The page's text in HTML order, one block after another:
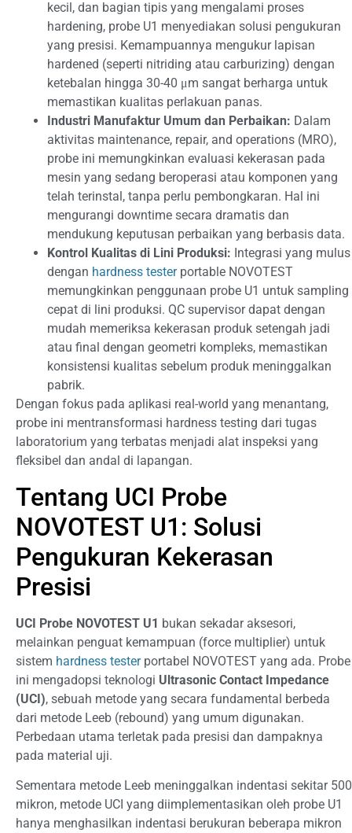
kecil, dan bagian tipis yang mengalami proses
hardening, probe U1 menyediakan solusi pengukuran
yang presisi. Kemampuannya mengukur lapisan
hardened (seperti nitriding atau carburizing) dengan
ketebalan hingga 30-40 μm sangat berharga untuk
memastikan kualitas perlakuan panas.
Industri Manufaktur Umum dan Perbaikan: Dalam
aktivitas maintenance, repair, and operations (MRO),
probe ini memungkinkan evaluasi kekerasan pada
mesin yang sedang beroperasi atau komponen yang
telah terinstal, tanpa perlu pembongkaran. Hal ini
mengurangi downtime secara dramatis dan
mendukung keputusan perbaikan yang berbasis data.
Kontrol Kualitas di Lini Produksi: Integrasi yang mulus
dengan hardness testerportable NOVOTEST
memungkinkan penggunaan probe U1 untuk sampling
cepat di lini produksi. QC supervisor dapat dengan
mudah memeriksa kekerasan produk setengah jadi
atau final dengan geometri kompleks, memastikan
konsistensi kualitas sebelum produk meninggalkan
pabrik.
Dengan fokus pada aplikasi real-world yang menantang,
probe ini mentransformasi hardness testing dari tugas
laboratorium yang terbatas menjadi alat inspeksi yang
fleksibel dan andal di lapangan.
Tentang UCI Probe
NOVOTEST U1: Solusi
Pengukuran Kekerasan
Presisi
UCI Probe NOVOTEST U1 bukan sekadar aksesori,
melainkan penguat kemampuan (force multiplier) untuk
sistem hardness testerportabel NOVOTEST yang ada. Probe
ini mengadopsi teknologi Ultrasonic Contact Impedance
(UCI), sebuah metode yang secara fundamental berbeda
dari metode Leeb (rebound) yang umum digunakan.
Perbedaan utama terletak pada presisi dan dampaknya
pada material uji.
Sementara metode Leeb meninggalkan indentasi sekitar 500
mikron, metode UCI yang diimplementasikan oleh probe U1
hanya menghasilkan indentasi berukuran beberapa mikron